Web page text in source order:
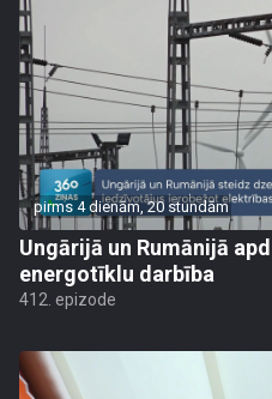
pirms 4 dienām, 20 stundām
Ungārijā un Rumānijā
energotīklu darbība
412. epizode